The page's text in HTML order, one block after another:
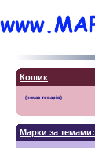
Кошик
Марки за темами: